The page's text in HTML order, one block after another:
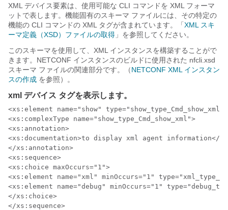
XML デバイス要素は、使用可能な CLI コマンドを XML フォーマ
ットで表します。機能固有のスキーマ ファイルには、その特定の
機能の CLI コマンドの XML タグが含まれています。「 XML スキ
ーマ定義（XSD）ファイルの取得 」を参照してください。
このスキーマを使用して、XML インスタンスを構築することがで
きます。NETCONF インスタンスのビルドに使用された nfcli.xsd
スキーマ ファイルの関連部分です。（NETCONF XML インスタン
スの作成 を参照）。
xml デバイス タグを表示します。
<xs:element name="show"
<xs:complexType name="show_type_Cmd_show_xml">
<xs:annotation>
<xs:documentation>to display xml agent information</
</xs:annotation>
<xs:sequence>
<xs:choice maxOccurs="1">
<xs:element name="xml" minOccurs="1"
<xs:element name="debug" minOccurs="1"
</xs:choice>
</xs:sequence>